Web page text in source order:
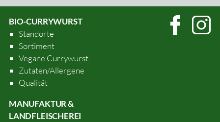
BIO-CURRYWURST
Standorte
Sortiment
Vegane Currywurst
Zutaten/Allergene
Qualität
MANUFAKTUR &
LANDFLEISCHEREI